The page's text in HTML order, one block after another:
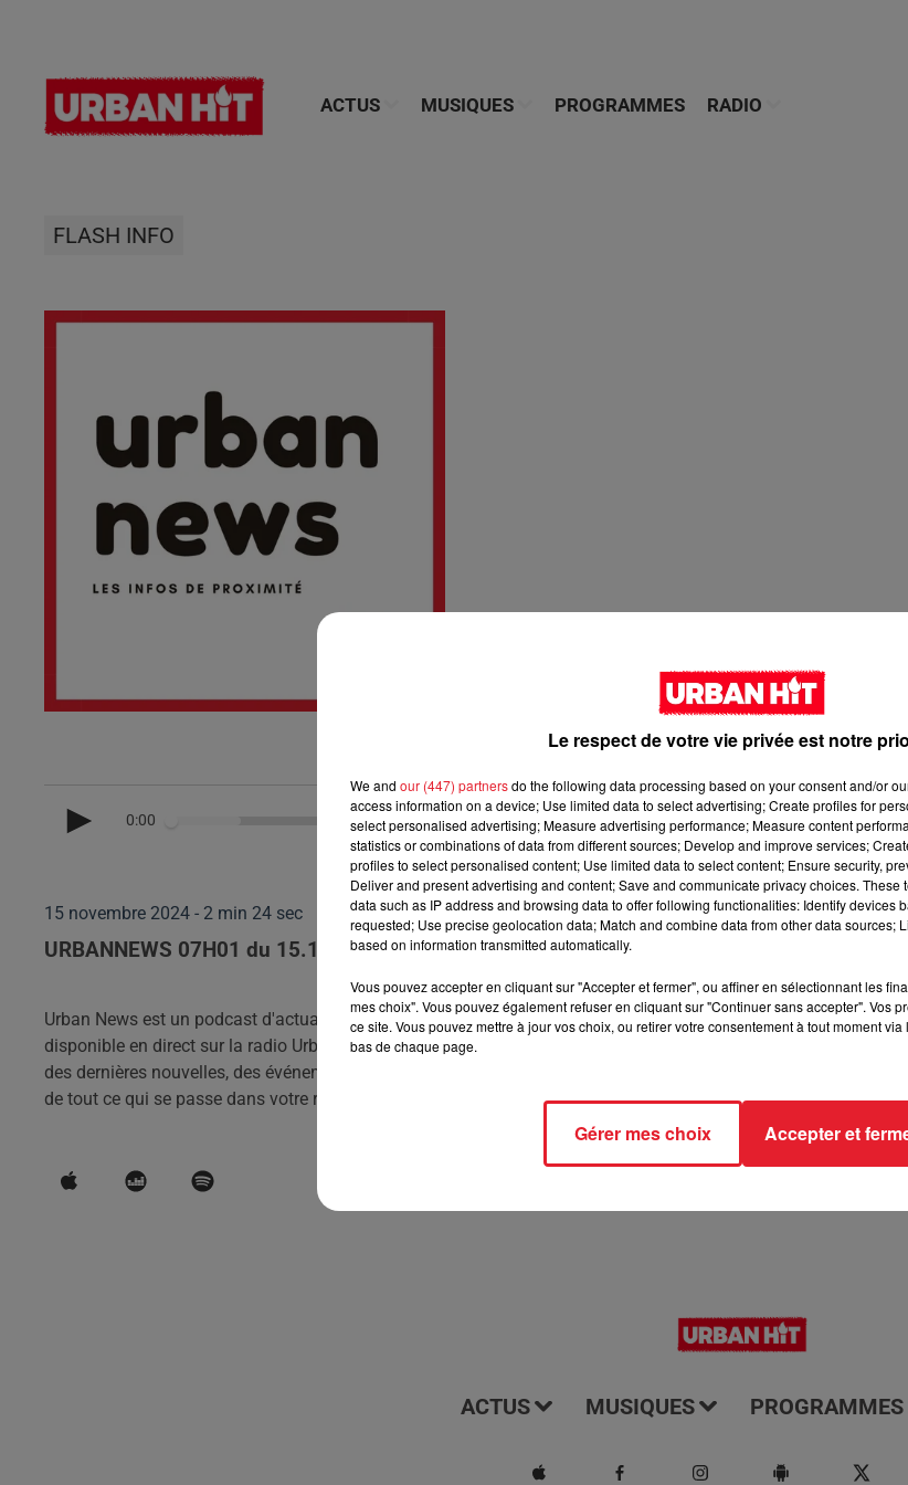
ACTUS MUSIQUES PROGRAMMES RADIO
FLASH INFO
0:00
15 novembre 2024 - 2 min 24 sec
URBANNEWS 07H01 du 15.11.2024
Urban News est un podcast d'actualités qui vous tient informé de tout ce qui se passe dans les départements
disponible en direct sur la radio Urban hit et en podcast tous les jours à 7h15. Il vous offre une couverture
des dernières nouvelles, des événements et des tendances de ces régions. Écoutez-le pour rester informé et être
de tout ce qui se passe dans votre région.
ACTUS MUSIQUES PROGRAMMES
Le respect de votre vie privée est notre
We and our (447) partnersdo the following data processing based on your consent and/or
access information on a device; Use limited data to select advertising; Create profiles for
select personalised advertising; Measure advertising performance; Measure content
statistics or combinations of data from different sources; Develop and improve services;
profiles to select personalised content; Use limited data to select content; Ensure security,
Deliver and present advertising and content; Save and communicate privacy choices.
data such as IP address and browsing data to offer following functionalities: Identify devices
requested; Use precise geolocation data; Match and combine data from other data sources;
based on information transmitted automatically.
Vous pouvez accepter en cliquant sur "Accepter et fermer", ou affiner en sélectionnant les
mes choix". Vous pouvez également refuser en cliquant sur "Continuer sans accepter". Vos
ce site. Vous pouvez mettre à jour vos choix, ou retirer votre consentement à tout moment
bas de chaque page.
Gérer mes choix Accepter et